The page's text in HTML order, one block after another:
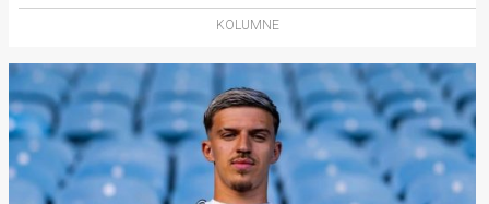
KOLUMNE